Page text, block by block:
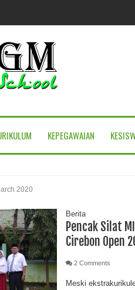
KEPEGAWAIAN
2020
Berita
Pencak Silat
Cirebon Open
2 Comments
Meski